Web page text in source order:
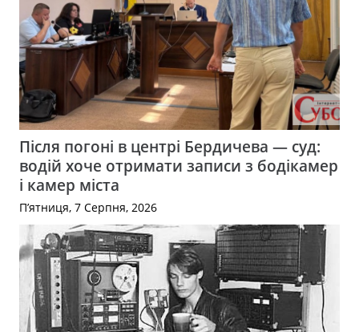
Після погоні в центрі Бердичева — суд:
водій хоче отримати записи з бодікамер
і камер міста
П’ятниця, 7 Серпня, 2026